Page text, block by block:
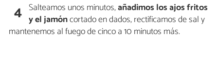
4 Salteamos unos minutos,añadimos los ajos fritos
y el jamóncortado en dados, rectificamos de sal y
mantenemos al fuego de cinco a 10 minutos más.